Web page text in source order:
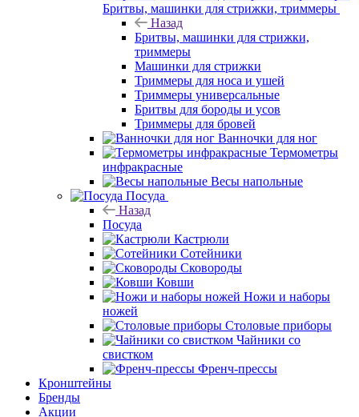
Бритвы, машинки для стрижки, триммеры
Назад
Бритвы, машинки для стрижки,
триммеры
Машинки для стрижки
Триммеры для носа и ушей
Триммеры универсальные
Бритвы для бороды и усов
Триммеры для бровей
Ванночки для ног
Термометры
инфракрасные
Весы напольные
Посуда
Назад
Посуда
Кастрюли
Сотейники
Сковороды
Ковши
Ножи и наборы
ножей
Столовые приборы
Чайники со
свистком
Френч-прессы
Кронштейны
Бренды
Акции